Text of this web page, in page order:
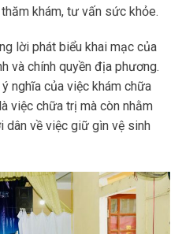
khám, tư vấn sức khỏe.
lời phát biểu khai mạc của
và chính quyền địa phương.
nghĩa của việc khám chữa
việc chữa trị mà còn nhằm
dân về việc giữ gìn vệ sinh